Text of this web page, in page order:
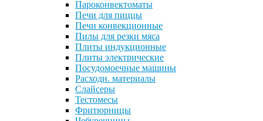
Пароконвектоматы
Печи для пиццы
Печи конвекционные
Пилы для резки мяса
Плиты индукционные
Плиты электрические
Посудомоечные машины
Расходн. материалы
Слайсеры
Тестомесы
Фритюрницы